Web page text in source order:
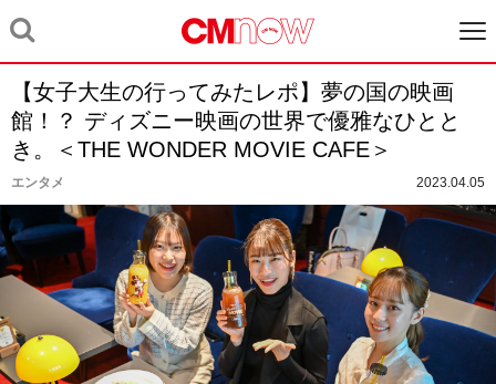
【女子大生の行ってみたレポ】夢の国の映画
館！？ ディズニー映画の世界で優雅なひとと
き。＜THE WONDER MOVIE CAFE＞
エンタメ 2023.04.05